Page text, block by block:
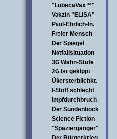
"LubecaVax™"
Vakzin "ELISA"
Paul-Ehrlich-In.
Freier Mensch
Der Spiegel
Notfallsituation
3G Wahn-Stufe
2G ist gekippt
Übersterblichkt.
I-Stoff schlecht
Impfdurchbruch
Der Sündenbock
Science Fiction
"Spaziergänger"
Der Bürgerkrieg